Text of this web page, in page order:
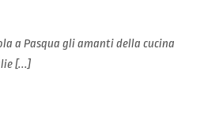
a Pasqua gli amanti della cucina
[...]